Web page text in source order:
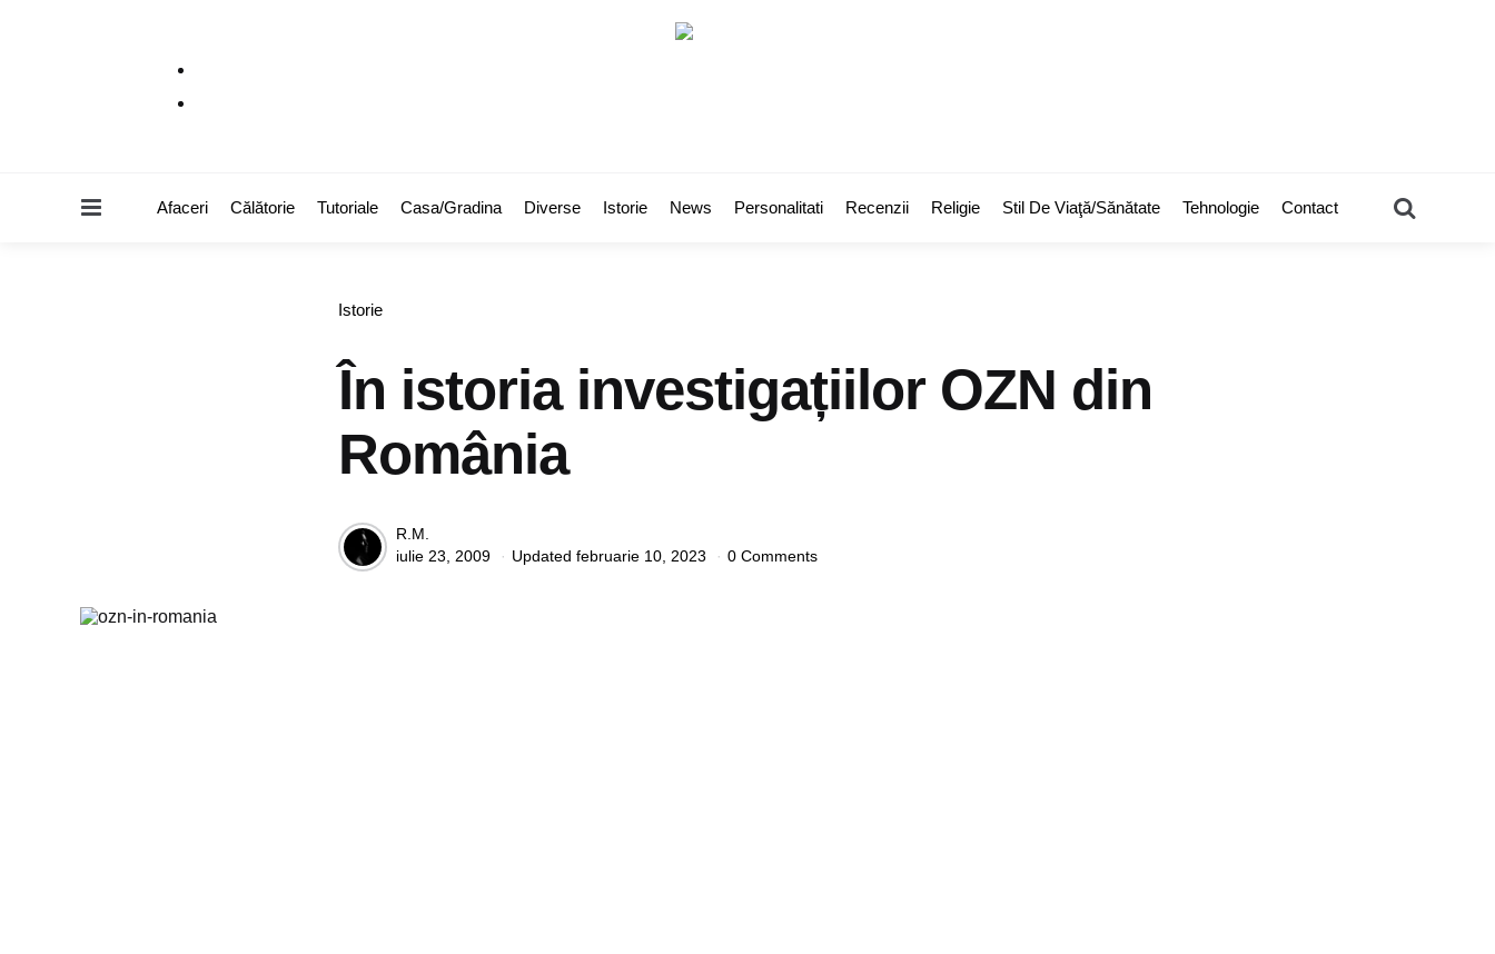
Afaceri Călătorie Tutoriale Casa/Gradina Diverse Istorie News Personalitati Recenzii Religie Stil De Viaţă/Sănătate Tehnologie Contact
Categories
Istorie
În istoria investigațiilor OZN din
România
Posted
by
R.M.
iulie 23, 2009
Updated februarie 10, 2023 0 Comments